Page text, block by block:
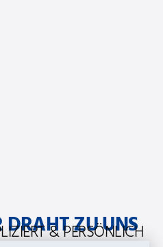
ZU UNS
& PERSÖNLICH